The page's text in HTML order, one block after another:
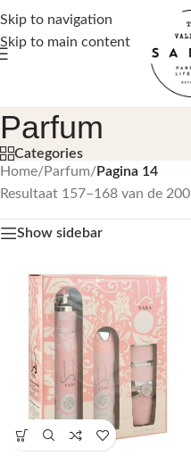
Skip to navigation
Skip to main content
Gratis verzending vanaf €50,-
Parfum
Categories
Home/Parfum/Pagina 14
Resultaat 157–168 van de
Show sidebar